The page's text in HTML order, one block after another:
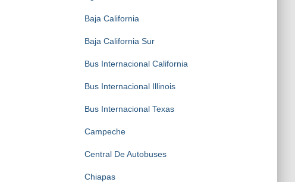
Baja California
Baja California Sur
Bus Internacional California
Bus Internacional Illinois
Bus Internacional Texas
Campeche
Central De Autobuses
Chiapas